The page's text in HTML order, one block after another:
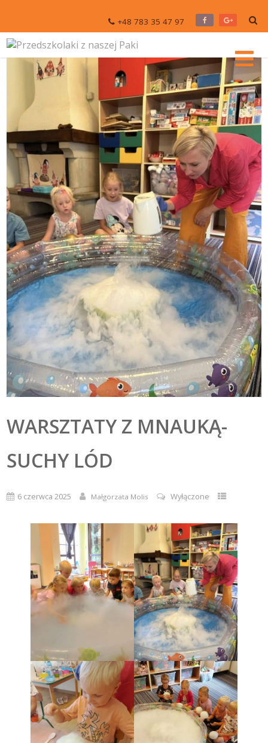
+48 783 35 47 97
WARSZTATY Z MNAUKĄ-
SUCHY LÓD
6 czerwca 2025 Małgorzata Molis Wyłączone